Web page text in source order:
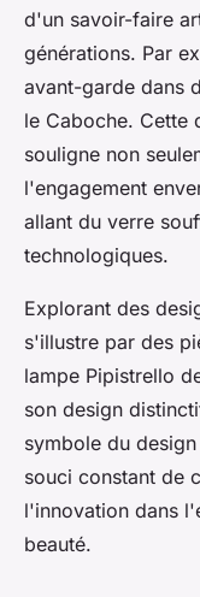
d'un savoir-faire
générations. Par
avant-garde dans
le Caboche. Cette
souligne non
l'engagement
allant du verre
technologiques.
Explorant des
s'illustre par des
lampe Pipistrello
son design
symbole du
souci constant de
l'innovation dans
beauté.